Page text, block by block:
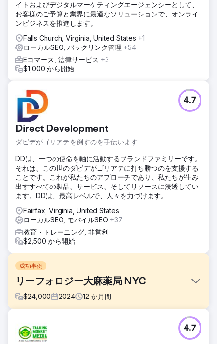
イトおよびデジタルマーケティングエージェンシーとして、
お客様のご予算と業界に最適なソリューションで、オンライ
ンビジネスを推進します。
Falls Church, Virginia, United States +1
ローカルSEO, バックリンク管理 +54
Eコマース, 法律サービス +3
$1,000 から開始
Direct Development
ダビデがゴリアテを倒すのを手伝います
4.7
DDは、一つの使命を軸に活動するブランドファミリーです。
それは、この世のダビデがゴリアテに打ち勝つのを支援する
ことです。これが私たちのアプローチであり、私たちが生み
出すすべての製品、サービス、そしてリソースに浸透してい
ます。DDは、最高レベルで、人々を力づけます。
Fairfax, Virginia, United States
ローカルSEO, モバイルSEO +37
教育・トレーニング, 非営利
$2,500 から開始
成功事例
リーフォロジー大麻薬局 NYC
$24,000 2024 12 か月間
ニューヨーク市で最も競争の激しい地域の一つで大麻ブラン
ドを立ち上げるのは、決して容易なことではありません。
4.7